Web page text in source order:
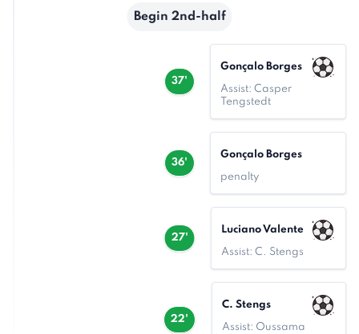
Begin 2nd-half
37'
Gonçalo Borges
Assist: Casper
Tengstedt
36'
Gonçalo Borges
penalty
27'
Luciano Valente
Assist: C. Stengs
22'
C. Stengs
Assist: Oussama